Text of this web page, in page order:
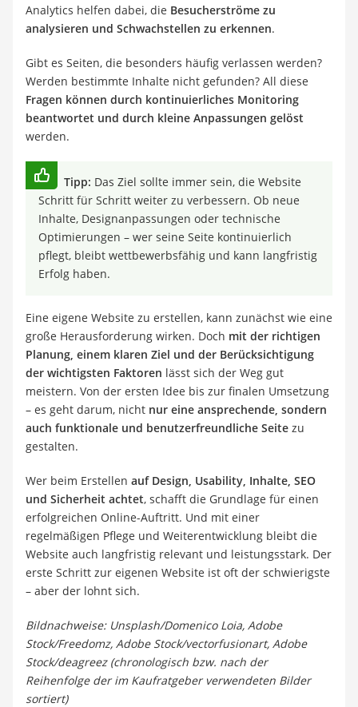
Analytics helfen dabei, die Besucherströme zu
analysieren und Schwachstellen zu erkennen.
Gibt es Seiten, die besonders häufig verlassen werden?
Werden bestimmte Inhalte nicht gefunden? All diese
Fragen können durch kontinuierliches Monitoring
beantwortet und durch kleine Anpassungen gelöst
werden.
Tipp: Das Ziel sollte immer sein, die Website
Schritt für Schritt weiter zu verbessern. Ob neue
Inhalte, Designanpassungen oder technische
Optimierungen – wer seine Seite kontinuierlich
pflegt, bleibt wettbewerbsfähig und kann langfristig
Erfolg haben.
Eine eigene Website zu erstellen, kann zunächst wie eine
große Herausforderung wirken. Doch mit der richtigen
Planung, einem klaren Ziel und der Berücksichtigung
der wichtigsten Faktoren lässt sich der Weg gut
meistern. Von der ersten Idee bis zur finalen Umsetzung
– es geht darum, nicht nur eine ansprechende, sondern
auch funktionale und benutzerfreundliche Seite zu
gestalten.
Wer beim Erstellen auf Design, Usability, Inhalte, SEO
und Sicherheit achtet, schafft die Grundlage für einen
erfolgreichen Online-Auftritt. Und mit einer
regelmäßigen Pflege und Weiterentwicklung bleibt die
Website auch langfristig relevant und leistungsstark. Der
erste Schritt zur eigenen Website ist oft der schwierigste
– aber der lohnt sich.
Bildnachweise: Unsplash/Domenico Loia, Adobe
Stock/Freedomz, Adobe Stock/vectorfusionart, Adobe
Stock/deagreez (chronologisch bzw. nach der
Reihenfolge der im Kaufratgeber verwendeten Bilder
sortiert)